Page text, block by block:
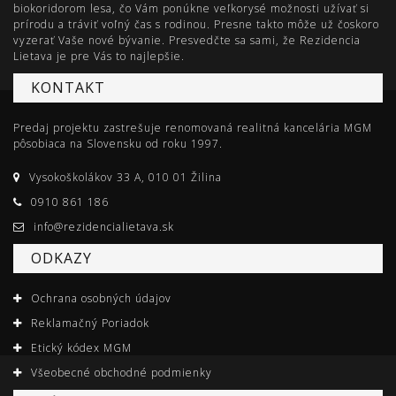
biokoridorom lesa, čo Vám ponúkne veľkorysé možnosti užívať si
prírodu a tráviť voľný čas s rodinou. Presne takto môže už čoskoro
vyzerať Vaše nové bývanie. Presvedčte sa sami, že Rezidencia
Lietava je pre Vás to najlepšie.
KONTAKT
Predaj projektu zastrešuje renomovaná realitná kancelária MGM
pôsobiaca na Slovensku od roku 1997.
Vysokoškolákov 33 A, 010 01 Žilina
0910 861 186
info@rezidencialietava.sk
ODKAZY
Ochrana osobných údajov
Reklamačný Poriadok
Etický kódex MGM
Všeobecné obchodné podmienky